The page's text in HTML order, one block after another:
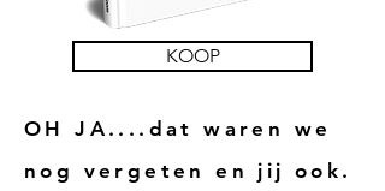
KOOP
OH JA....dat waren we
nog vergeten en jij ook.